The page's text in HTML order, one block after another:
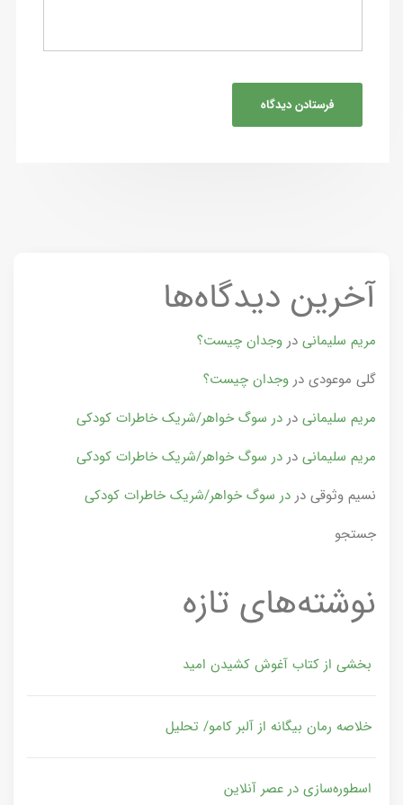
آخرین دیدگاه‌ها
مریم سلیمانی در وجدان چیست؟
گلی موعودی در وجدان چیست؟
مریم سلیمانی در در سوگ خواهر/شریک خاطرات کودکی
مریم سلیمانی در در سوگ خواهر/شریک خاطرات کودکی
نسیم وثوقی در در سوگ خواهر/شریک خاطرات کودکی
جستجو
نوشته‌های تازه
بخشی از کتاب آغوش کشیدن امید
خلاصه رمان بیگانه از آلبر کامو/ تحلیل
اسطوره‌سازی در عصر آنلاین